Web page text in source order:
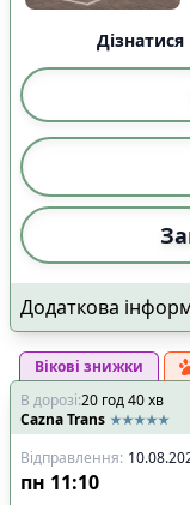
Дізнатися
Додаткова
Вікові знижки
В дорозі:20 год40хв
Cazna Trans
Відправлення:
пн 11:10